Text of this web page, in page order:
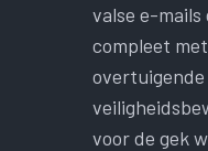
valse e-
compleet
voor de gek